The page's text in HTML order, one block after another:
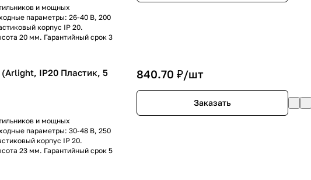
и мощных
параметры: 26-40 В, 200
корпус IP 20.
20 мм. Гарантийный срок 3
(Arlight, IP20 Пластик, 5
и мощных
параметры: 30-48 В, 250
корпус IP 20.
23 мм. Гарантийный срок 5
840.70 ₽/шт
Заказать